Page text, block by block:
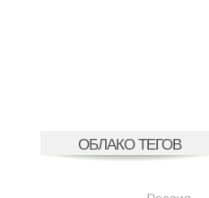
ОБЛАКО ТЕГОВ